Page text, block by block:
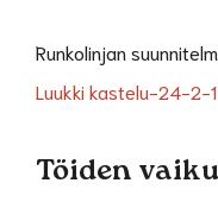
Runkolinjan
Luukki kastelu-24-2-
Töiden